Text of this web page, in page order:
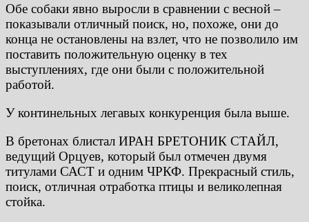
Обе собаки явно выросли в сравнении с весной –
показывали отличный поиск, но, похоже, они до
конца не остановлены на взлет, что не позволило им
поставить положительную оценку в тех
выступлениях, где они были с положительной
работой.
У континельных легавых конкуренция была выше.
В бретонах блистал ИРАН БРЕТОНИК СТАЙЛ,
ведущий Орцуев, который был отмечен двумя
титулами САСТ и одним ЧРКФ. Прекрасный стиль,
поиск, отличная отработка птицы и великолепная
стойка.